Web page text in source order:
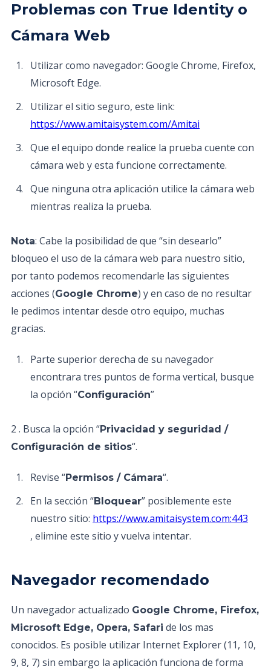
Problemas con True Identity o
Cámara Web
Utilizar como navegador: Google Chrome, Firefox,
Microsoft Edge.
Utilizar el sitio seguro, este link:
https://www.amitaisystem.com/Amitai
Que el equipo donde realice la prueba cuente con
cámara web y esta funcione correctamente.
Que ninguna otra aplicación utilice la cámara web
mientras realiza la prueba.
Nota: Cabe la posibilidad de que “sin desearlo”
bloqueo el uso de la cámara web para nuestro sitio,
por tanto podemos recomendarle las siguientes
acciones (Google Chrome) y en caso de no resultar
le pedimos intentar desde otro equipo, muchas
gracias.
Parte superior derecha de su navegador
encontrara tres puntos de forma vertical, busque
la opción “Configuración”
2 . Busca la opción “Privacidad y seguridad /
Configuración de sitios“.
Revise “Permisos / Cámara“.
En la sección “Bloquear” posiblemente este
nuestro sitio: https://www.amitaisystem.com:443
, elimine este sitio y vuelva intentar.
Navegador recomendado
Un navegador actualizado Google Chrome, Firefox,
Microsoft Edge, Opera, Safari de los mas
conocidos. Es posible utilizar Internet Explorer (11, 10,
9, 8, 7) sin embargo la aplicación funciona de forma